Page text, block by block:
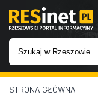
WIADOMOŚCI
STRONA GŁÓWNA